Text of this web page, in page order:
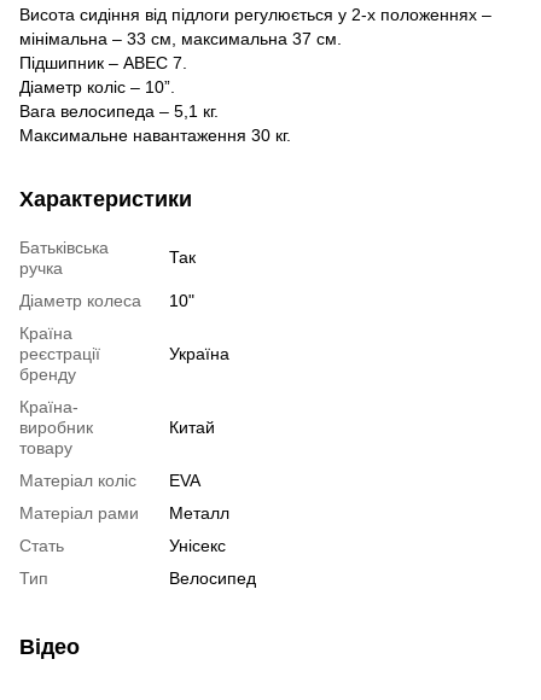
Висота сидіння від підлоги регулюється у 2-х положеннях –
мінімальна – 33 см, максимальна 37 см.
Підшипник – АВЕС 7.
Діаметр коліс – 10”.
Вага велосипеда – 5,1 кг.
Максимальне навантаження 30 кг.
Характеристики
Батьківська
ручка
Так
Діаметр колеса
10"
Країна
реєстрації
бренду
Україна
Країна-
виробник
товару
Китай
Матеріал коліс
EVA
Матеріал рами
Металл
Стать
Унісекс
Тип
Велосипед
Відео